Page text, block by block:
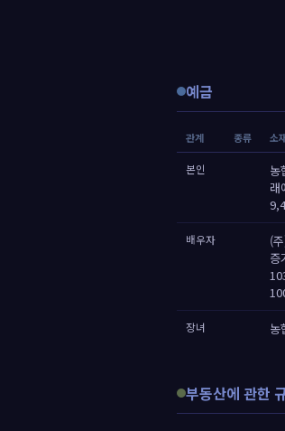
예금
관계 종류 소
본인
농
래
배우자
(
증
장녀 농
부동산에 관한